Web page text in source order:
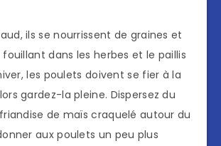
ils se nourrissent de graines et
fouillant dans les herbes et le paillis
les poulets doivent se fier à la
gardez-la pleine. Dispersez du
de maïs craquelé autour du
aux poulets un peu plus